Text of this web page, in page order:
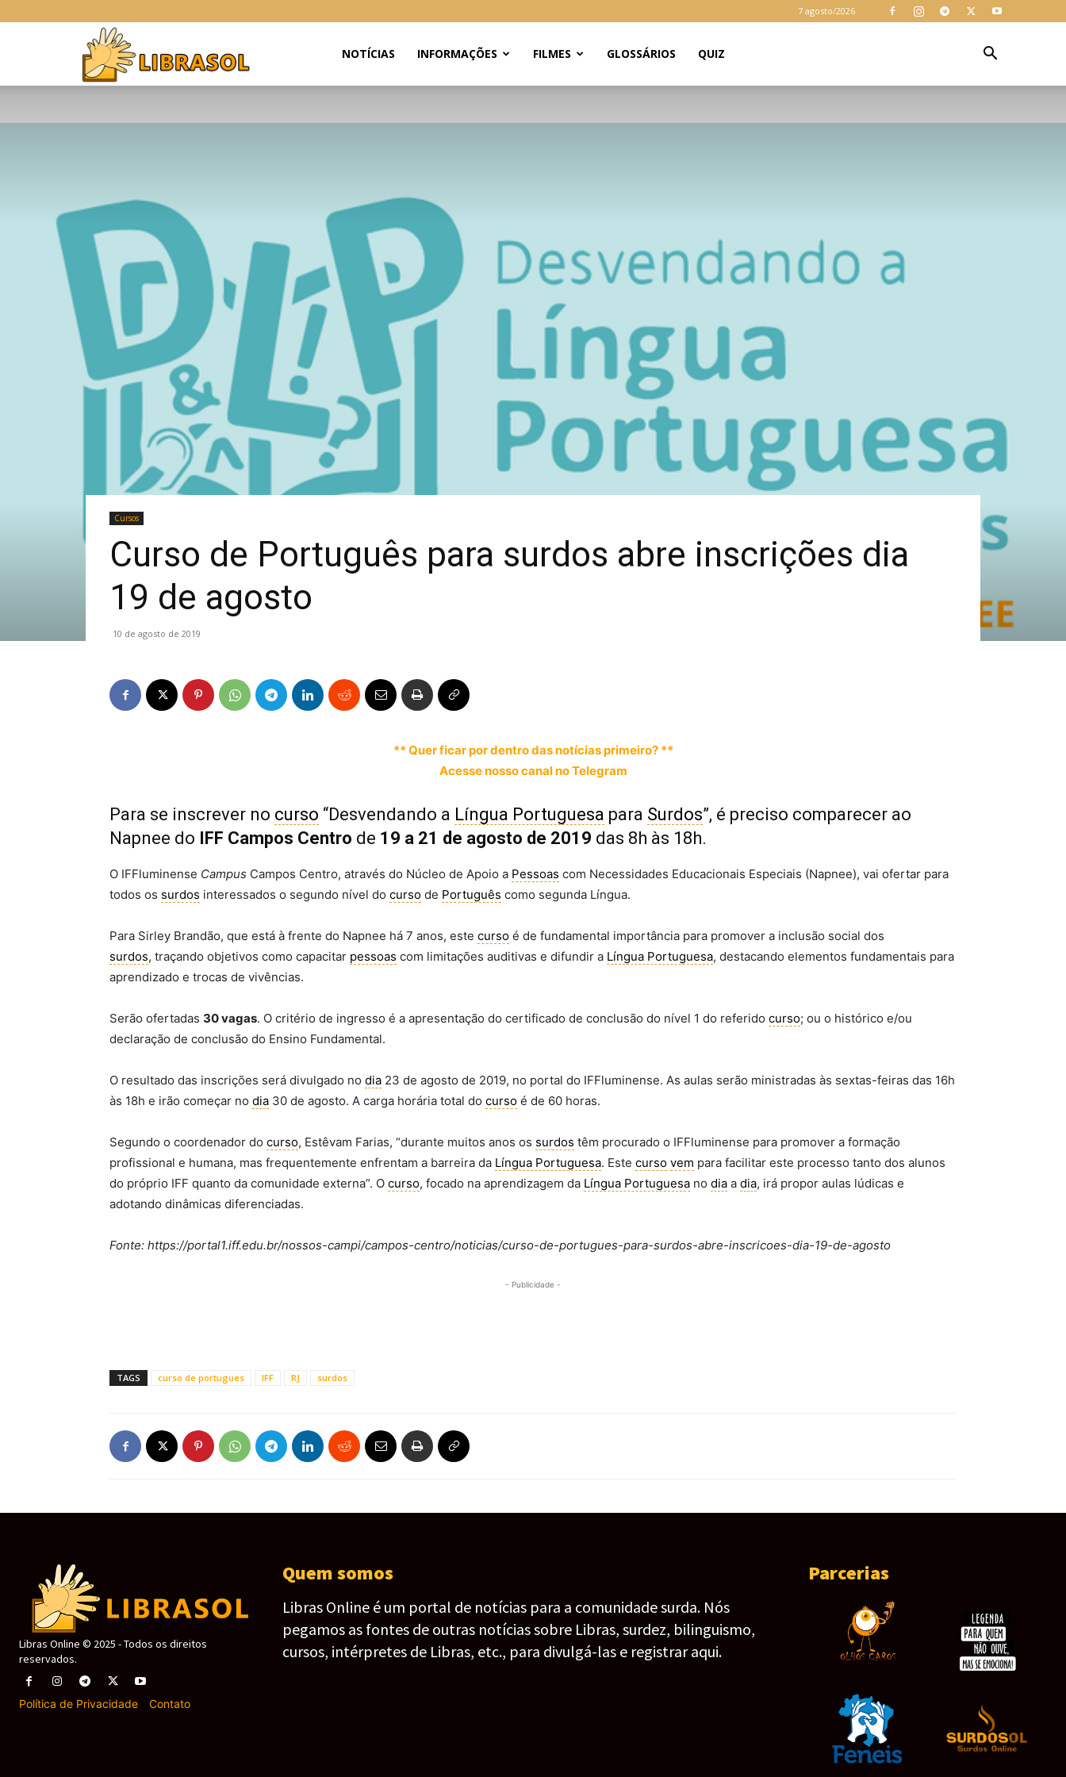
7 agosto/2026
NOTÍCIAS INFORMAÇÕES FILMES GLOSSÁRIOS QUIZ
Cursos
Curso de Português para surdos abre inscrições dia
19 de agosto
10 de agosto de 2019
** Quer ficar por dentro das notícias primeiro? **
Acesse nosso canal no Telegram
Para se inscrever no curso “Desvendando a Língua Portuguesa para Surdos”, é preciso comparecer ao
Napnee do IFF Campos Centro de 19 a 21 de agosto de 2019 das 8h às 18h.
O IFFluminense Campus Campos Centro, através do Núcleo de Apoio a Pessoas com Necessidades Educacionais Especiais (Napnee), vai ofertar para
todos os surdos interessados o segundo nível do curso de Português como segunda Língua.
Para Sirley Brandão, que está à frente do Napnee há 7 anos, este curso é de fundamental importância para promover a inclusão social dos
surdos, traçando objetivos como capacitar pessoas com limitações auditivas e difundir a Língua Portuguesa, destacando elementos fundamentais para
aprendizado e trocas de vivências.
Serão ofertadas 30 vagas. O critério de ingresso é a apresentação do certificado de conclusão do nível 1 do referido curso; ou o histórico e/ou
declaração de conclusão do Ensino Fundamental.
O resultado das inscrições será divulgado no dia 23 de agosto de 2019, no portal do IFFluminense. As aulas serão ministradas às sextas-feiras das 16h
às 18h e irão começar no dia 30 de agosto. A carga horária total do curso é de 60 horas.
Segundo o coordenador do curso, Estêvam Farias, “durante muitos anos os surdos têm procurado o IFFluminense para promover a formação
profissional e humana, mas frequentemente enfrentam a barreira da Língua Portuguesa. Este curso vem para facilitar este processo tanto dos alunos
do próprio IFF quanto da comunidade externa”. O curso, focado na aprendizagem da Língua Portuguesa no dia a dia, irá propor aulas lúdicas e
adotando dinâmicas diferenciadas.
Fonte: https://portal1.iff.edu.br/nossos-campi/campos-centro/noticias/curso-de-portugues-para-surdos-abre-inscricoes-dia-19-de-agosto
- Publicidade -
TAGS curso de portugues IFF RJ surdos
Libras Online © 2025 - Todos os direitos
reservados.
Política de Privacidade Contato
Quem somos
Libras Online é um portal de notícias para a comunidade surda. Nós
pegamos as fontes de outras notícias sobre Libras, surdez, bilinguismo,
cursos, intérpretes de Libras, etc., para divulgá-las e registrar aqui.
Parcerias